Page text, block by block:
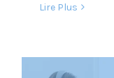
Lire Plus